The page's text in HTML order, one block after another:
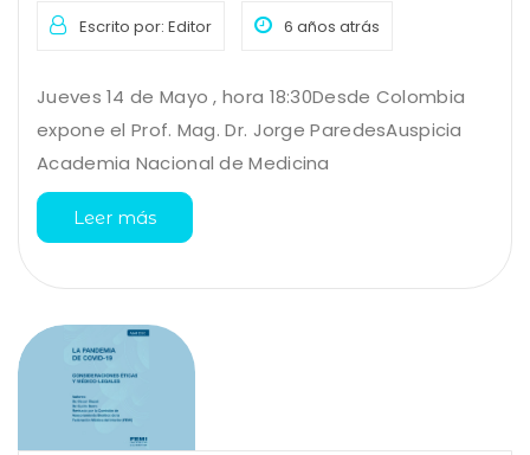
Escrito por: Editor 6 años atrás
Jueves 14 de Mayo , hora 18:30Desde Colombia
expone el Prof. Mag. Dr. Jorge ParedesAuspicia
Academia Nacional de Medicina
Leer más